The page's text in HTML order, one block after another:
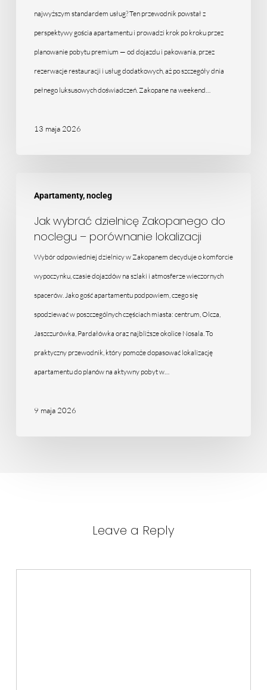
zaplanować
luksusowy
pobyt
najwyższym standardem usług? Ten przewodnik powstał z
perspektywy gościa apartamentu i prowadzi krok po kroku przez
planowanie pobytu premium — od dojazdu i pakowania, przez
rezerwacje restauracji i usług dodatkowych, aż po szczegóły dnia
pełnego luksusowych doświadczeń. Zakopane na weekend…
13 maja 2026
Apartamenty, nocleg
wybrać
dzielnicę
Zakopanego
noclegu
porównanie
lokalizacji
Jak wybrać dzielnicę Zakopanego do
noclegu – porównanie lokalizacji
Wybór odpowiedniej dzielnicy w Zakopanem decyduje o komforcie
wypoczynku, czasie dojazdów na szlaki i atmosferze wieczornych
spacerów. Jako gość apartamentu podpowiem, czego się
spodziewać w poszczególnych częściach miasta: centrum, Olcza,
Jaszczurówka, Pardałówka oraz najbliższe okolice Nosala. To
praktyczny przewodnik, który pomoże dopasować lokalizację
apartamentu do planów na aktywny pobyt w…
9 maja 2026
Leave a Reply